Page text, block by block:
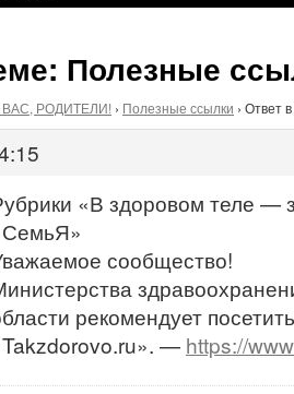
Полезные
РОДИТЕЛИ! › Полезные ссылки › Ответ
«В здоровом теле —
сообщество!
рекомендует
— https://